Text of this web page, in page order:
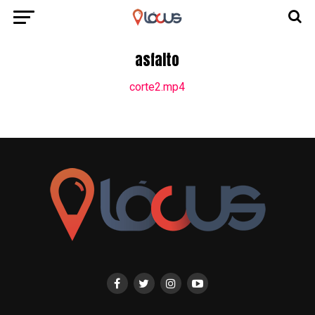
asfalto
corte2.mp4